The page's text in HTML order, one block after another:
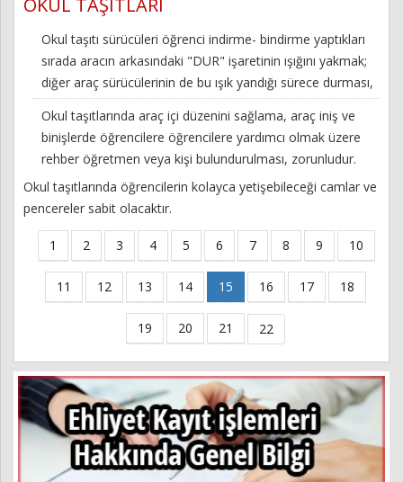
OKUL TAŞITLARI
Okul taşıtı sürücüleri öğrenci indirme- bindirme yaptıkları
sırada aracın arkasındaki "DUR" işaretinin ışığını yakmak;
diğer araç sürücülerinin de bu ışık yandığı sürece durması,
Okul taşıtlarında araç içi düzenini sağlama, araç iniş ve
binişlerde öğrencilere öğrencilere yardımcı olmak üzere
rehber öğretmen veya kişi bulundurulması, zorunludur.
Okul taşıtlarında öğrencilerin kolayca yetişebileceği camlar ve
pencereler sabit olacaktır.
1 2 3 4 5 6 7 8 9 10
11 12 13 14 15 16 17 18
19 20 21 22